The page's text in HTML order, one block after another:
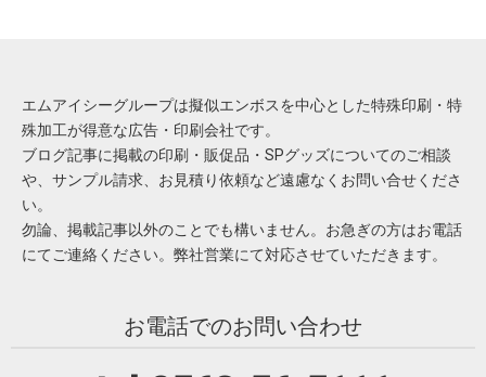
エムアイシーグループは擬似エンボスを中心とした特殊印刷・特
殊加工が得意な広告・印刷会社です。
ブログ記事に掲載の印刷・販促品・SPグッズについてのご相談
や、サンプル請求、お見積り依頼など遠慮なくお問い合せくださ
い。
勿論、掲載記事以外のことでも構いません。お急ぎの方はお電話
にてご連絡ください。弊社営業にて対応させていただきます。
お電話でのお問い合わせ